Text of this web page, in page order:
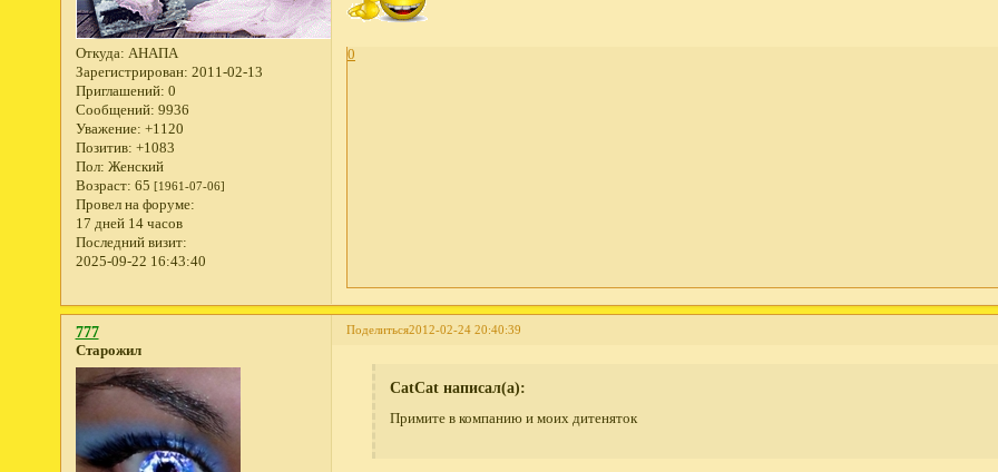
Откуда: АНАПА
Зарегистрирован: 2011-02-13
Приглашений: 0
Сообщений: 9936
Уважение: +1120
Позитив: +1083
Пол: Женский
Возраст: 65 [1961-07-06]
Провел на форуме:
17 дней 14 часов
Последний визит:
2025-09-22 16:43:40
0
Поделиться2012-02-24 20:40:39
777
Старожил
CatCat написал(а):
Примите в компанию и моих дитеняток